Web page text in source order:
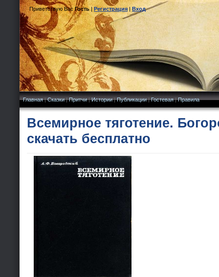
Приветствую Вас Гость|Регистрация|Вход
Главная|Сказки|Притчи|Истории|Публикации|Гостевая|Правила
Всемирное тяготение.
скачать бесплатно